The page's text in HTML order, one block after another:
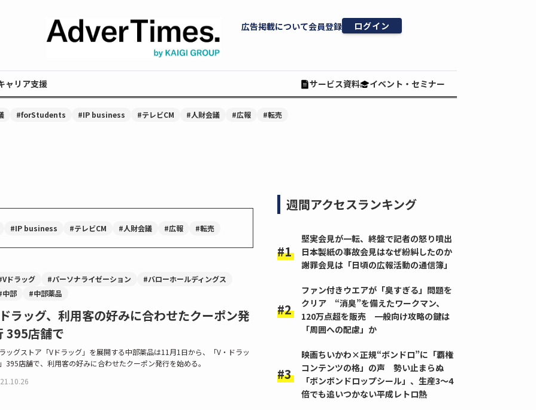
広告掲載について会員登録 ログイン
ャリア支援 サービス資料 イベント・セミナー
#forStudents #IP business #テレビCM #人財会議 #広報 #転売
#IP business #テレビCM #人財会議 #広報 #転売
ドラッグ #パーソナライゼーション
#バローホールディングス
中部
#中部薬品
ラッグ、利用客の好みに合わせたクーポン発
395店舗で
ッグストア「Vドラッグ」を展開する中部薬品は11月1日から、「V・ドラッ
395店舗で、利用客の好みに合わせたクーポン発行を始める。
週間アクセスランキング
堅実会見が一転、終盤で記者の怒り噴出
日本製紙の事故会見はなぜ紛糾したのか
謝罪会見は「日頃の広報活動の通信簿」
ファン付きウエアが「臭すぎる」問題を
クリア “消臭”を備えたワークマン、
120万点超を販売 一般向け攻略の鍵は
「周囲への配慮」か
映画ちいかわ×正規“ボンドロ”に「覇権
コンテンツの格」の声 勢い止まらぬ
「ボンボンドロップシール」、生産3～4
倍でも追いつかない平成レトロ熱